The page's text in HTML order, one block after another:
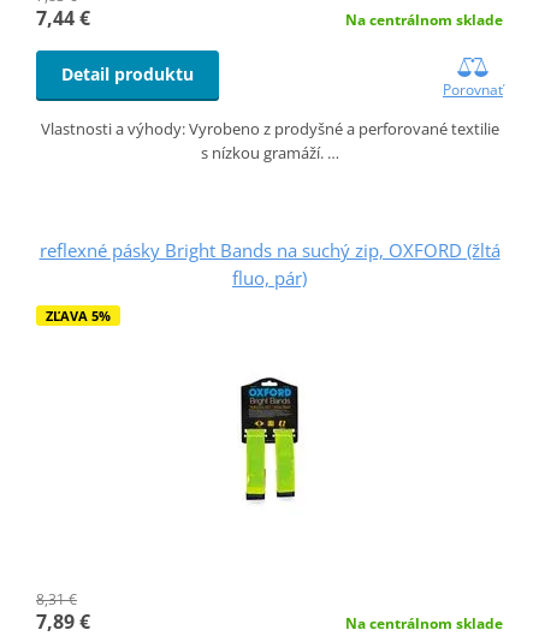
7,44 € Na centrálnom sklade
Detail produktu
Porovnať
Vlastnosti a výhody: Vyrobeno z prodyšné a perforované textilie
s nízkou gramáží. …
reflexné pásky Bright Bands na suchý zip, OXFORD (žltá
fluo, pár)
ZĽAVA 5%
8,31 €
7,89 € Na centrálnom sklade